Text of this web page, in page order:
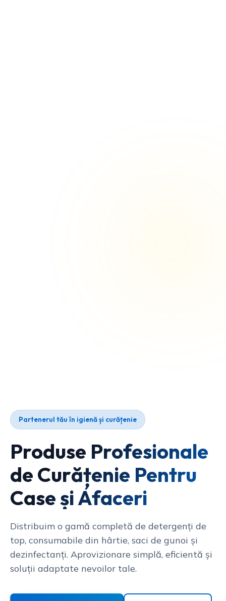
Partenerul tău în igienă și curățenie
Produse Profesionale
de Curățenie Pentru
Case și Afaceri
Distribuim o gamă completă de detergenți de
top, consumabile din hârtie, saci de gunoi și
dezinfectanți. Aprovizionare simplă, eficientă și
soluții adaptate nevoilor tale.